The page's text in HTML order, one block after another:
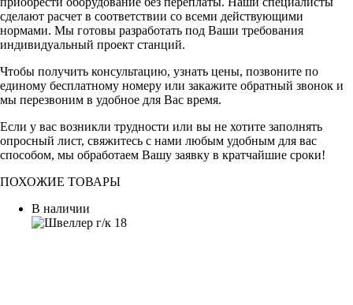
сделают расчет в соответствии со всеми действующими
нормами. Мы готовы разработать под Ваши требования
индивидуальный проект станций.
Чтобы получить консультацию, узнать цены, позвоните по
единому бесплатному номеру или закажите обратный звонок и
мы перезвоним в удобное для Вас время.
Если у вас возникли трудности или вы не хотите заполнять
опросный лист, свяжитесь с нами любым удобным для вас
способом, мы обработаем Вашу заявку в кратчайшие сроки!
ПОХОЖИЕ ТОВАРЫ
В наличии